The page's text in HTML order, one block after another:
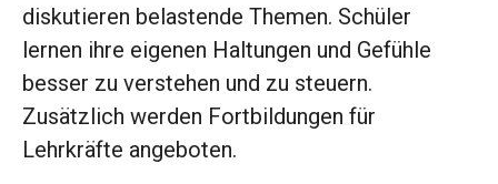
diskutieren belastende Themen. Schüler
lernen ihre eigenen Haltungen und Gefühle
besser zu verstehen und zu steuern.
Zusätzlich werden Fortbildungen für
Lehrkräfte angeboten.